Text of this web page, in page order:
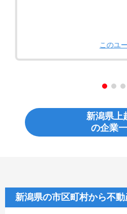
このユ
新潟県上
の企業
新潟県の市区町村から不